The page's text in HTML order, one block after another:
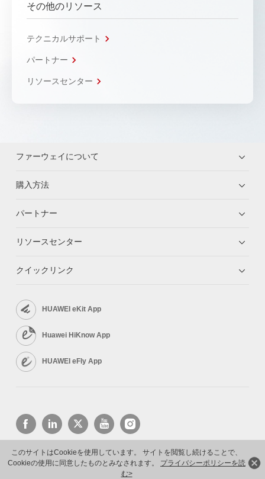
このサイトはCookieを使用しています。 サイトを閲覧し続けることで、
Cookieの使用に同意したものとみなされます。 プライバシーポリシーを読
む>
その他のリソース
テクニカルサポート
パートナー
リソースセンター
ファーウェイについて
購入方法
パートナー
リソースセンター
クイックリンク
HUAWEI eKit App
Huawei HiKnow App
HUAWEI eFly App
Copyright © 2026 Huawei Technologies Co., Ltd. All rights reserved.
プライバシーポリシー